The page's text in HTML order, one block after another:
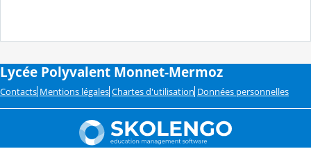
Lycée Polyvalent Monnet-Mermoz
Contacts Mentions légales Chartes d'utilisation Données personnelles